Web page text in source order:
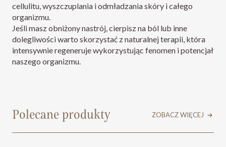
cellulitu, wyszczuplania i odmładzania skóry i całego
organizmu.
Jeśli masz obniżony nastrój, cierpisz na ból lub inne
dolegliwości warto skorzystać z naturalnej terapii, która
intensywnie regeneruje wykorzystując fenomen i potencjał
naszego organizmu.
Polecane produkty ZOBACZ WIĘCEJ